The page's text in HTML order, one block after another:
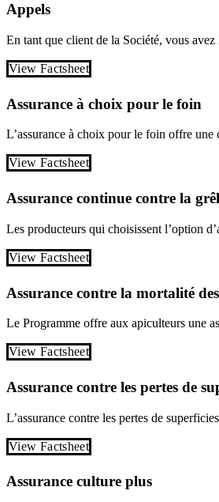
Appels
En tant que client de la Société, vous
View Factsheet
Assurance à choix pour le foin
L’assurance à choix pour le foin offre
View Factsheet
Assurance continue contre la
Les producteurs qui choisissent l’option
View Factsheet
Assurance contre la mortalité
Le Programme offre aux apiculteurs une
View Factsheet
Assurance contre les pertes de
L’assurance contre les pertes de
View Factsheet
Assurance culture plus